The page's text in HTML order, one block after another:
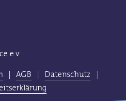
e.v.
| AGB | Datenschutz |